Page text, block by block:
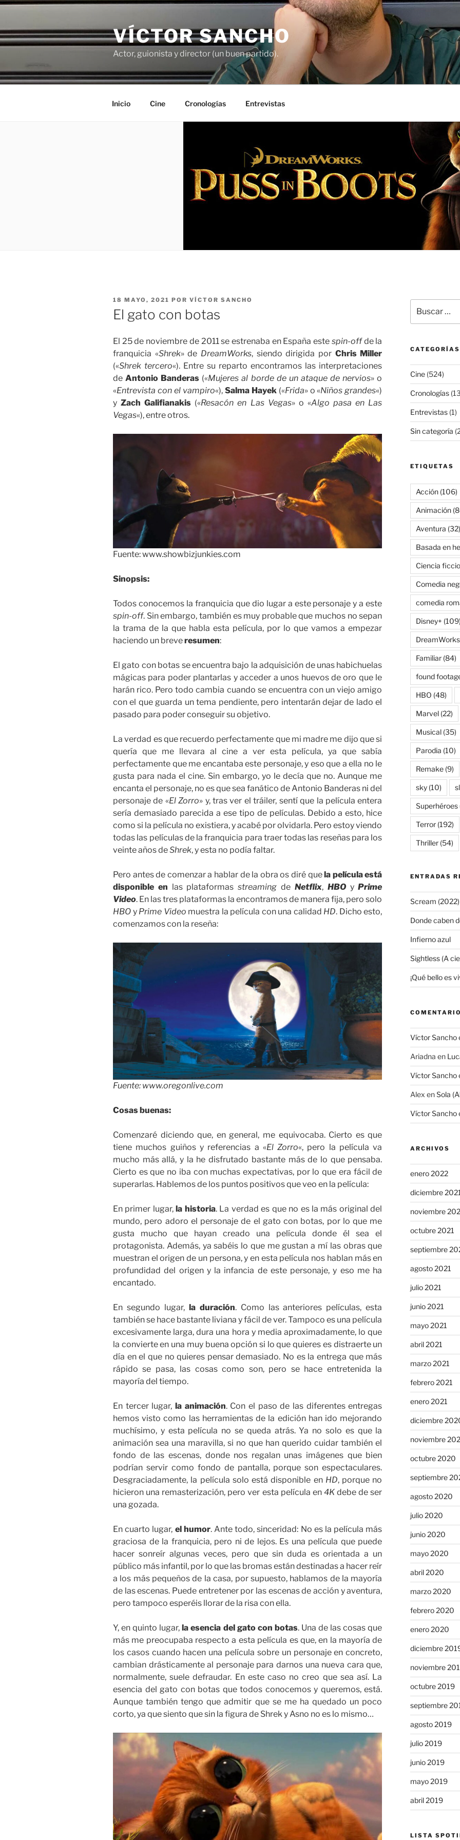
Saltar
contenido
VÍCTOR SANCHO
Actor, guionista y director (un buen partido).
Inicio Cine Cronologías Entrevistas
PUBLICADO
EL
18 MAYO, 2021 POR VÍCTOR SANCHO
El gato con botas
El 25 de noviembre de 2011 se estrenaba en España este spin-offde la
franquicia «Shrek» de DreamWorks, siendo dirigida por Chris Miller
(«Shrek tercero«). Entre su reparto encontramos las interpretaciones
deAntonio Banderas («Mujeres al borde de un ataque de nervios» o
«Entrevista con el vampiro«), Salma Hayek(«Frida» o «Niños grandes«)
yZach Galifianakis («Resacón en Las Vegas» o «Algo pasa en Las
Vegas«), entre otros.
Fuente: www.showbizjunkies.com
Sinopsis:
Todos conocemos la franquicia que dio lugar a este personaje y a este
spin-off. Sin embargo, también es muy probable que muchos no sepan
la trama de la que habla esta película, por lo que vamos a empezar
haciendo un breveresumen:
El gato con botas se encuentra bajo la adquisición de unas habichuelas
mágicas para poder plantarlas y acceder a unos huevos de oro que le
harán rico. Pero todo cambia cuando se encuentra con un viejo amigo
con el que guarda un tema pendiente, pero intentarán dejar de lado el
pasado para poder conseguir su objetivo.
La verdad es que recuerdo perfectamente que mi madre me dijo que si
quería que me llevara al cine a ver esta película, ya que sabía
perfectamente que me encantaba este personaje, y eso que a ella no le
gusta para nada el cine. Sin embargo, yo le decía que no. Aunque me
encanta el personaje, no es que sea fanático de Antonio Banderas ni del
personaje de «El Zorro» y, tras ver el tráiler, sentí que la película entera
sería demasiado parecida a ese tipo de películas. Debido a esto, hice
como si la película no existiera, y acabé por olvidarla. Pero estoy viendo
todas las películas de la franquicia para traer todas las reseñas para los
veinte años deShrek, y esta no podía faltar.
Pero antes de comenzar a hablar de la obra os diré que la película está
disponible en las plataformasstreamingde Netflix, HBO yPrime
Video. En las tres plataformas la encontramos de manera fija, pero solo
HBO y Prime Video muestra la película con una calidad HD. Dicho esto,
comenzamos con la reseña:
Fuente: www.oregonlive.com
Cosas buenas:
Comenzaré diciendo que, en general, me equivocaba. Cierto es que
tiene muchos guiños y referencias a «El Zorro«, pero la película va
mucho más allá, y la he disfrutado bastante más de lo que pensaba.
Cierto es que no iba con muchas expectativas, por lo que era fácil de
superarlas. Hablemos de los puntos positivos que veo en la película:
En primer lugar, la historia. La verdad es que no es la más original del
mundo, pero adoro el personaje de el gato con botas, por lo que me
gusta mucho que hayan creado una película donde él sea el
protagonista. Además, ya sabéis lo que me gustan a mí las obras que
muestran el origen de un persona, y en esta película nos hablan más en
profundidad del origen y la infancia de este personaje, y eso me ha
encantado.
En segundo lugar, la duración. Como las anteriores películas, esta
también se hace bastante liviana y fácil de ver. Tampoco es una película
excesivamente larga, dura una hora y media aproximadamente, lo que
la convierte en una muy buena opción si lo que quieres es distraerte un
día en el que no quieres pensar demasiado. No es la entrega que más
rápido se pasa, las cosas como son, pero se hace entretenida la
mayoría del tiempo.
En tercer lugar, la animación. Con el paso de las diferentes entregas
hemos visto como las herramientas de la edición han ido mejorando
muchísimo, y esta película no se queda atrás. Ya no solo es que la
animación sea una maravilla, si no que han querido cuidar también el
fondo de las escenas, donde nos regalan unas imágenes que bien
podrían servir como fondo de pantalla, porque son espectaculares.
Desgraciadamente, la película solo está disponible en HD, porque no
hicieron una remasterización, pero ver esta película en 4Kdebe de ser
una gozada.
En cuarto lugar, el humor. Ante todo, sinceridad: No es la película más
graciosa de la franquicia, pero ni de lejos. Es una película que puede
hacer sonreír algunas veces, pero que sin duda es orientada a un
público más infantil, por lo que las bromas están destinadas a hacer reír
a los más pequeños de la casa, por supuesto, hablamos de la mayoría
de las escenas. Puede entretener por las escenas de acción y aventura,
pero tampoco esperéis llorar de la risa con ella.
Y, en quinto lugar, la esencia del gato con botas. Una de las cosas que
más me preocupaba respecto a esta película es que, en la mayoría de
los casos cuando hacen una película sobre un personaje en concreto,
cambian drásticamente al personaje para darnos una nueva cara que,
normalmente, suele defraudar. En este caso no creo que sea así. La
esencia del gato con botas que todos conocemos y queremos, está.
Aunque también tengo que admitir que se me ha quedado un poco
corto, ya que siento que sin la figura de Shrek y Asno no es lo mismo…
por:
CATEGORÍAS
Cine(524)
Cronologías
Entrevistas(1)
Sin categoría
ETIQUETAS
Acción(106)
Animación
Aventura (32)
Basada en
Ciencia
Comedia
comedia
Disney+ (109)
DreamWorks
Familiar(84)
found
HBO (48)
Marvel(22)
Musical(35)
Parodia (10)
Remake(9)
sky(10)
Superhéroes
Terror(192)
Thriller(54)
ENTRADAS
Scream (2022)
Donde caben
Infierno azul
Sightless (A
¡Qué bello es
Víctor Sancho
Ariadna en
Víctor Sancho
Alex enSola
Víctor Sancho
ARCHIVOS
enero 2022
diciembre 2021
noviembre
octubre 2021
septiembre
agosto 2021
julio 2021
junio 2021
mayo 2021
abril 2021
marzo 2021
febrero 2021
enero 2021
diciembre
noviembre
octubre 2020
septiembre
agosto 2020
julio 2020
junio 2020
mayo 2020
abril 2020
marzo 2020
febrero 2020
enero 2020
diciembre
noviembre
octubre 2019
septiembre
agosto 2019
julio 2019
junio 2019
mayo 2019
abril 2019
LISTA